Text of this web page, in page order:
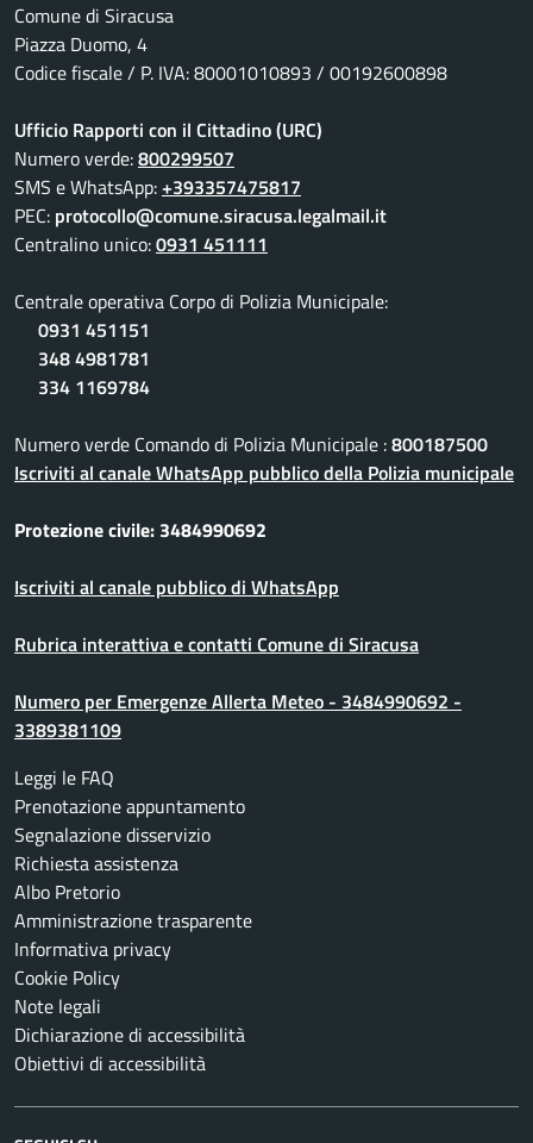
Comune di Siracusa
Piazza Duomo, 4
Codice fiscale / P. IVA: 80001010893 / 00192600898
Ufficio Rapporti con il Cittadino (URC)
Numero verde:800299507
SMS e WhatsApp:+393357475817
PEC: protocollo@comune.siracusa.legalmail.it
Centralino unico:0931 451111
Centrale operativa Corpo di Polizia Municipale:
0931 451151
348 4981781
334 1169784
Numero verde Comando di Polizia Municipale :800187500
Iscriviti al canale WhatsApp pubblico della Polizia municipale
Protezione civile: 3484990692
Iscriviti al canale pubblico di WhatsApp
Rubrica interattiva e contatti Comune di Siracusa
Numero per Emergenze Allerta Meteo - 3484990692 -
3389381109
Leggi le FAQ
Prenotazione appuntamento
Segnalazione disservizio
Richiesta assistenza
Albo Pretorio
Amministrazione trasparente
Informativa privacy
Cookie Policy
Note legali
Dichiarazione di accessibilità
Obiettivi di accessibilità